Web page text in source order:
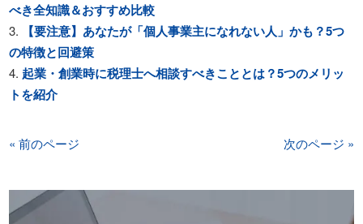
べき全知識＆おすすめ比較
【要注意】あなたが「個人事業主になれない人」かも？5つ
の特徴と回避策
起業・創業時に税理士へ相談すべきこととは？5つのメリッ
トを紹介
« 前のページ 次のページ »